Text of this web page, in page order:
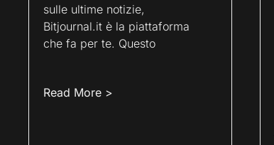
sulle ultime notizie,
Bitjournal.it è la piattaforma
che fa per te. Questo
Read More >